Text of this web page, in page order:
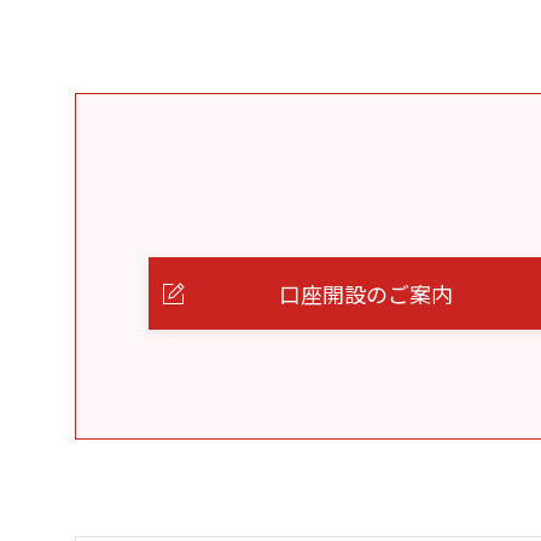
口座開設のご案内